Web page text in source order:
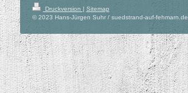
Druckversion | Sitemap
© 2023 Hans-Jürgen Suhr / suedstrand-auf-fehmarn.de